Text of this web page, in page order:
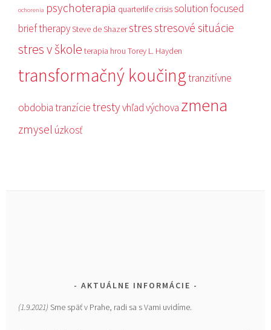
ochorenia psychoterapia quarterlife crisissolution focused
brief therapySteve de Shazerstresstresové situácie
stres v škole terapia hrou Torey L. Hayden
transformačný koučingtranzitívne
obdobiatranzícietrestyvhľadvýchova zmena
zmysel úzkosť
AKTUÁLNE INFORMÁCIE
(1.9.2021) Sme späť v Prahe, radi sa s Vami uvidíme.